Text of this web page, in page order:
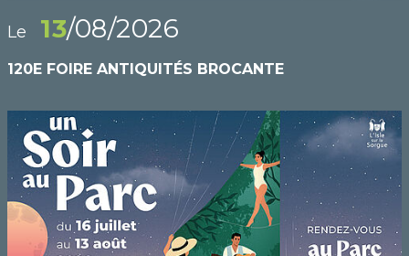
Le 13/08/2026
120E FOIRE ANTIQUITÉS BROCANTE